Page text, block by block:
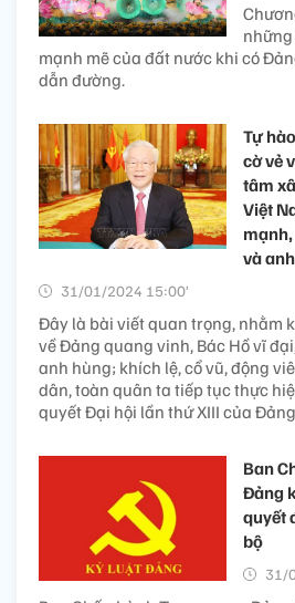
mạnh mẽ của đất nước khi có
dẫn đường.
Tự
cờ vẻ
tâm
Việt
và
31/01/2024 15:00’
Đây là bài viết quan trọng, nhằm
về Đảng quang vinh, Bác Hồ vĩ
anh hùng; khích lệ, cổ vũ, động
dân, toàn quân ta tiếp tục thực
quyết Đại hội lần thứ XIII của
Ban
Đảng
quyết
bộ
31/